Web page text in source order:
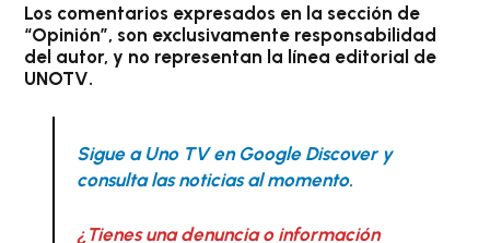
Los comentarios expresados en la sección de
“Opinión”, son exclusivamente responsabilidad
del autor, y no representan la línea editorial de
UNOTV.
Sigue a Uno TV en Google Discover y
consulta las noticias al momento.
¿Tienes una denuncia o información